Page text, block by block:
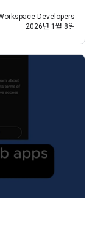
Developers
2026년 1월 8일